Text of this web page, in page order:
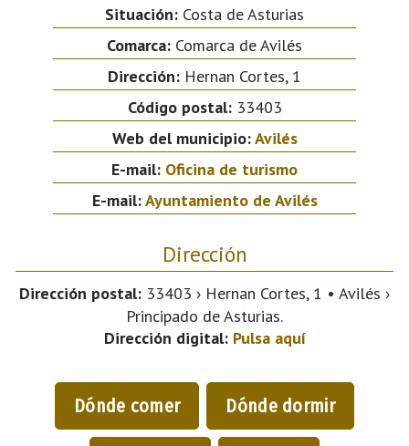
Situación: Costa de Asturias
Comarca: Comarca de Avilés
Dirección: Hernan Cortes, 1
Código postal:33403
Web del municipio:Avilés
E-mail: Oficina de turismo
E-mail:Ayuntamiento de Avilés
Dirección
Dirección postal: 33403 › Hernan Cortes, 1 • Avilés ›
Principado de Asturias.
Dirección digital: Pulsa aquí
Dónde comer Dónde dormir